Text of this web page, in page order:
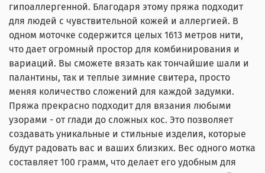
гипоаллергенной. Благодаря этому пряжа подходит
для людей с чувствительной кожей и аллергией. В
одном моточке содержится целых 1613 метров нити,
что дает огромный простор для комбинирования и
вариаций. Вы сможете вязать как тончайшие шали и
палантины, так и теплые зимние свитера, просто
меняя количество сложений для каждой задумки.
Пряжа прекрасно подходит для вязания любыми
узорами - от глади до сложных кос. Это позволяет
создавать уникальные и стильные изделия, которые
будут радовать вас и ваших близких. Вес одного мотка
составляет 100 грамм, что делает его удобным для